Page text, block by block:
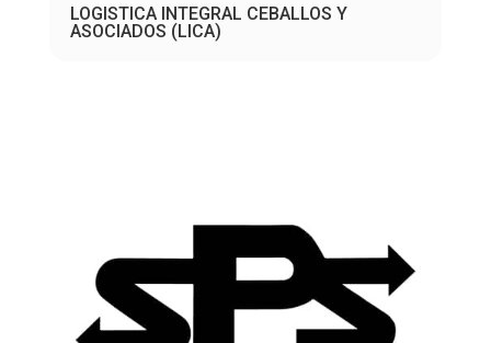
LOGISTICA INTEGRAL CEBALLOS Y
ASOCIADOS (LICA)